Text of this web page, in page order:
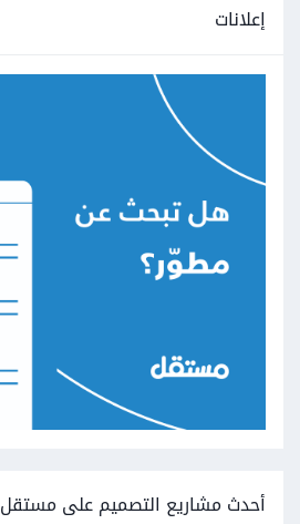
إعلانات
أحدث مشاريع التصميم على مستقل